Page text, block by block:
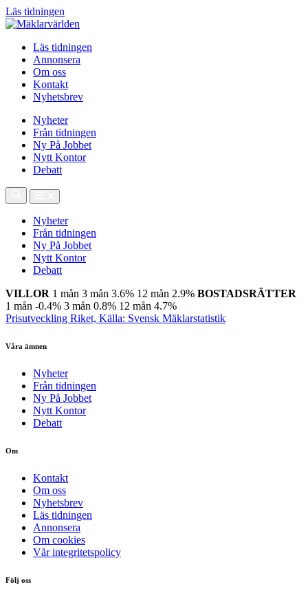
Läs tidningen
Läs tidningen
Annonsera
Om oss
Kontakt
Nyhetsbrev
Nyheter
Från tidningen
Ny På Jobbet
Nytt Kontor
Debatt
Nyheter
Från tidningen
Ny På Jobbet
Nytt Kontor
Debatt
VILLOR 1 mån 3 mån 3.6% 12 mån 2.9% BOSTADSRÄTTER
1 mån -0.4% 3 mån 0.8% 12 mån 4.7%
Prisutveckling Riket, Källa: Svensk Mäklarstatistik
Våra ämnen
Nyheter
Från tidningen
Ny På Jobbet
Nytt Kontor
Debatt
Om
Kontakt
Om oss
Nyhetsbrev
Läs tidningen
Annonsera
Om cookies
Vår integritetspolicy
Följ oss